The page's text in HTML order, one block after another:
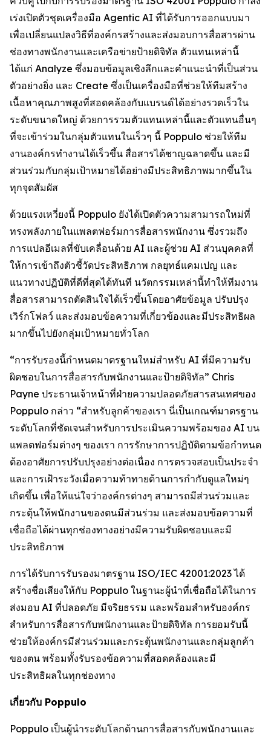
เร่งเปิดตัวชุดเครื่องมือ Agentic AI ที่ได้รับการออกแบบมา
เพื่อเปลี่ยนแปลงวิธีที่องค์กรสร้างและส่งมอบการสื่อสารผ่าน
ช่องทางพนักงานและเครือข่ายป้ายดิจิทัล ตัวแทนเหล่านี้
ได้แก่ Analyze ซึ่งมอบข้อมูลเชิงลึกและคำแนะนำที่เป็นส่วน
ตัวอย่างยิ่ง และ Create ซึ่งเป็นเครื่องมือที่ช่วยให้ทีมสร้าง
เนื้อหาคุณภาพสูงที่สอดคล้องกับแบรนด์ได้อย่างรวดเร็วใน
ระดับขนาดใหญ่ ด้วยการรวมตัวแทนเหล่านี้และตัวแทนอื่นๆ
ที่จะเข้าร่วมในกลุ่มตัวแทนในเร็วๆ นี้ Poppulo ช่วยให้ทีม
งานองค์กรทำงานได้เร็วขึ้น สื่อสารได้ชาญฉลาดขึ้น และมี
ส่วนร่วมกับกลุ่มเป้าหมายได้อย่างมีประสิทธิภาพมากขึ้นใน
ทุกจุดสัมผัส
ด้วยแรงเหวี่ยงนี้ Poppulo ยังได้เปิดตัวความสามารถใหม่ที่
ทรงพลังภายในแพลตฟอร์มการสื่อสารพนักงาน ซึ่งรวมถึง
การแปลอีเมลที่ขับเคลื่อนด้วย AI และผู้ช่วย AI ส่วนบุคคลที่
ให้การเข้าถึงตัวชี้วัดประสิทธิภาพ กลยุทธ์แคมเปญ และ
แนวทางปฏิบัติที่ดีที่สุดได้ทันที นวัตกรรมเหล่านี้ทำให้ทีมงาน
สื่อสารสามารถตัดสินใจได้เร็วขึ้นโดยอาศัยข้อมูล ปรับปรุง
เวิร์กโฟลว์ และส่งมอบข้อความที่เกี่ยวข้องและมีประสิทธิผล
มากขึ้นไปยังกลุ่มเป้าหมายทั่วโลก
“การรับรองนี้กำหนดมาตรฐานใหม่สำหรับ AI ที่มีความรับ
ผิดชอบในการสื่อสารกับพนักงานและป้ายดิจิทัล” Chris
Payne ประธานเจ้าหน้าที่ฝ่ายความปลอดภัยสารสนเทศของ
Poppulo กล่าว “สำหรับลูกค้าของเรา นี่เป็นเกณฑ์มาตรฐาน
ระดับโลกที่ชัดเจนสำหรับการประเมินความพร้อมของ AI บน
แพลตฟอร์มต่างๆ ของเรา การรักษาการปฏิบัติตามข้อกำหนด
ต้องอาศัยการปรับปรุงอย่างต่อเนื่อง การตรวจสอบเป็นประจำ
และการเฝ้าระวังเมื่อความท้าทายด้านการกำกับดูแลใหม่ๆ
เกิดขึ้น เพื่อให้แน่ใจว่าองค์กรต่างๆ สามารถมีส่วนร่วมและ
กระตุ้นให้พนักงานของตนมีส่วนร่วม และส่งมอบข้อความที่
เชื่อถือได้ผ่านทุกช่องทางอย่างมีความรับผิดชอบและมี
ประสิทธิภาพ
การได้รับการรับรองมาตรฐาน ISO/IEC 42001:2023 ได้
สร้างชื่อเสียงให้กับ Poppulo ในฐานะผู้นำที่เชื่อถือได้ในการ
ส่งมอบ AI ที่ปลอดภัย มีจริยธรรม และพร้อมสำหรับองค์กร
สำหรับการสื่อสารกับพนักงานและป้ายดิจิทัล การยอมรับนี้
ช่วยให้องค์กรมีส่วนร่วมและกระตุ้นพนักงานและกลุ่มลูกค้า
ของตน พร้อมทั้งรับรองข้อความที่สอดคล้องและมี
ประสิทธิผลในทุกช่องทาง
เกี่ยวกับ Poppulo
Poppulo เป็นผู้นำระดับโลกด้านการสื่อสารกับพนักงานและ